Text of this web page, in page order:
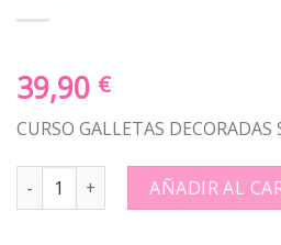
39,90 €
CURSO GALLETAS
CURSO GALLETAS DECORADAS
AÑADIR AL